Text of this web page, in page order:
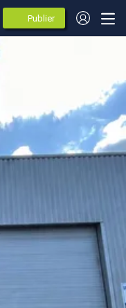
Publier
des
annonces